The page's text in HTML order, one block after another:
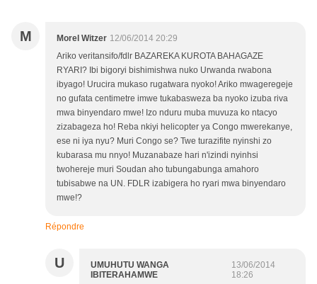
M Morel Witzer 12/06/2014 20:29
Ariko veritansifo/fdlr BAZAREKA KUROTA BAHAGAZE
RYARI? Ibi bigoryi bishimishwa nuko Urwanda rwabona
ibyago! Urucira mukaso rugatwara nyoko! Ariko mwageregeje
no gufata centimetre imwe tukabasweza ba nyoko izuba riva
mwa binyendaro mwe! Izo nduru muba muvuza ko ntacyo
zizabageza ho! Reba nkiyi helicopter ya Congo mwerekanye,
ese ni iya nyu? Muri Congo se? Twe turazifite nyinshi zo
kubarasa mu nnyo! Muzanabaze hari n'izindi nyinhsi
twohereje muri Soudan aho tubungabunga amahoro
tubisabwe na UN. FDLR izabigera ho ryari mwa binyendaro
mwe!?
Répondre
U
UMUHUTU WANGA
IBITERAHAMWE
13/06/2014
18:26